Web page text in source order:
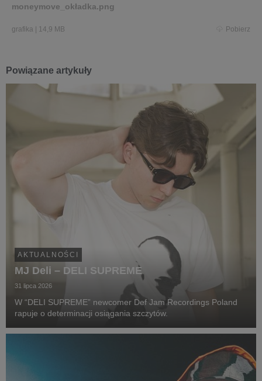
moneymove_okładka.png
grafika 14,9 MB Pobierz
Powiązane artykuły
AKTUALNOŚCI
MJ Deli – DELI SUPREME
31 lipca 2026
W “DELI SUPREME” newcomer Def Jam Recordings Poland
rapuje o determinacji osiągania szczytów.